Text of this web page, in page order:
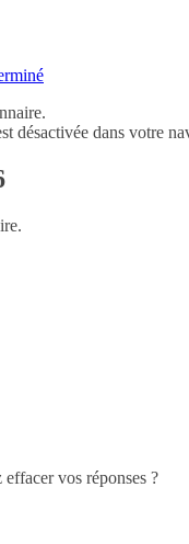
désactivée dans votre
vos réponses ?